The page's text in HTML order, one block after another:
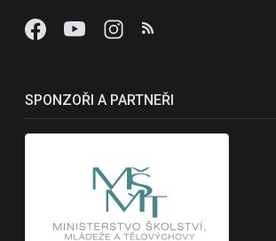
SPONZOŘI A PARTNEŘI